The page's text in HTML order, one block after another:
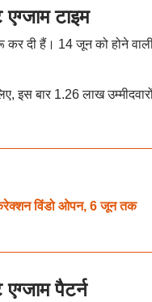
टाइम
कर दी हैं। 14 जून को होने वाली
इस बार 1.26 लाख
विंडो ओपन, 6 जून तक
पैटर्न